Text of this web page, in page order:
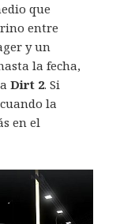
que
entre
y un
la fecha,
Dirt 2. Si
cuando la
en el